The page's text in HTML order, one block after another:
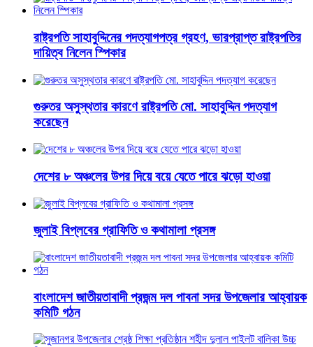
রাষ্ট্রপতি সাহাবুদ্দিনের পদত্যাগপত্র গ্রহণ, ভারপ্রাপ্ত রাষ্ট্রপতির
দায়িত্ব নিলেন স্পিকার
গুরুতর অসুস্থতার কারণে রাষ্ট্রপতি মো. সাহাবুদ্দিন পদত্যাগ
করেছেন
দেশের ৮ অঞ্চলের উপর দিয়ে বয়ে যেতে পারে ঝড়ো হাওয়া
জুলাই বিপ্লবের গ্রাফিতি ও কথামালা প্রসঙ্গ
বাংলাদেশ জাতীয়তাবাদী প্রজন্ম দল পাবনা সদর উপজেলার আহ্বায়ক
কমিটি গঠন